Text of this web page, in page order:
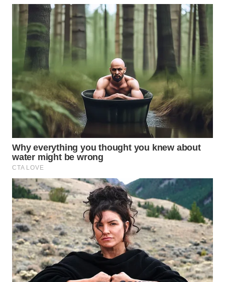
KARO
WN
SIMALUNGUN
WN
LABUHANBATU
WN
TAPANULI
TENGAH
WN DELI
SERDANG
WN
TEBING
TINGGI
WN
PAKPAK
WN